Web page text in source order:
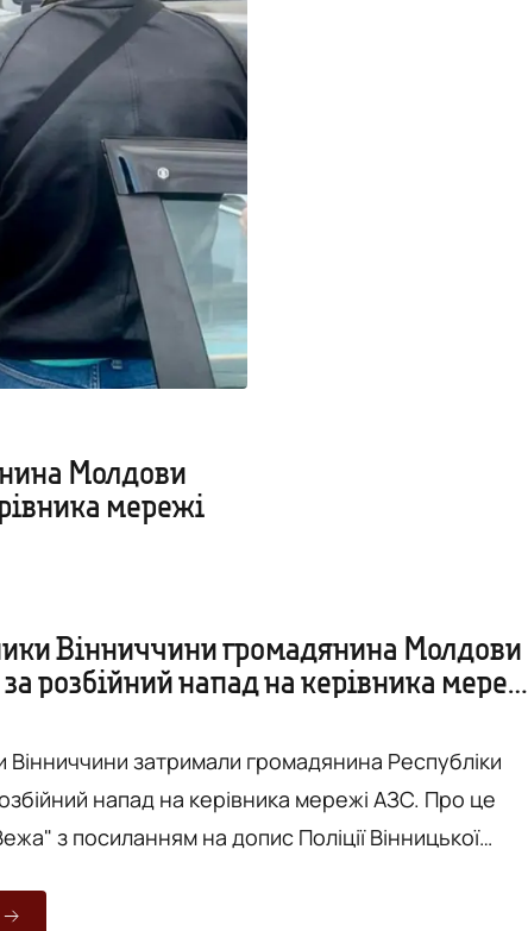
Молдови
мережі
Вінниччини громадянина Молдови
розбійний напад на керівника мережі
затримали громадянина Республіки
напад на керівника мережі АЗС. Про це
з посиланням на допис Поліції Вінницької
на власному авто, яке залишили за 5 км.